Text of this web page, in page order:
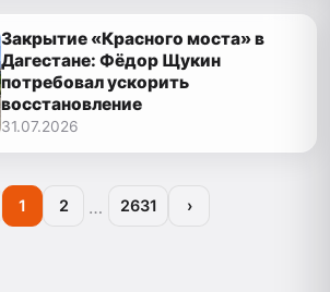
Закрытие «Красного моста» в
Дагестане: Фёдор Щукин
потребовал ускорить
восстановление
31.07.2026
1 2 … 2631 ›